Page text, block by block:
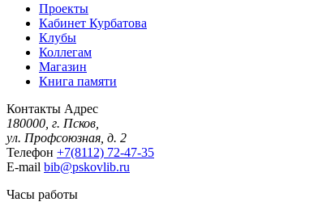
Проекты
Кабинет Курбатова
Клубы
Коллегам
Магазин
Книга памяти
Контакты Адрес
180000, г. Псков,
ул. Профсоюзная, д. 2
Телефон +7(8112) 72-47-35
E-mail bib@pskovlib.ru
Часы работы